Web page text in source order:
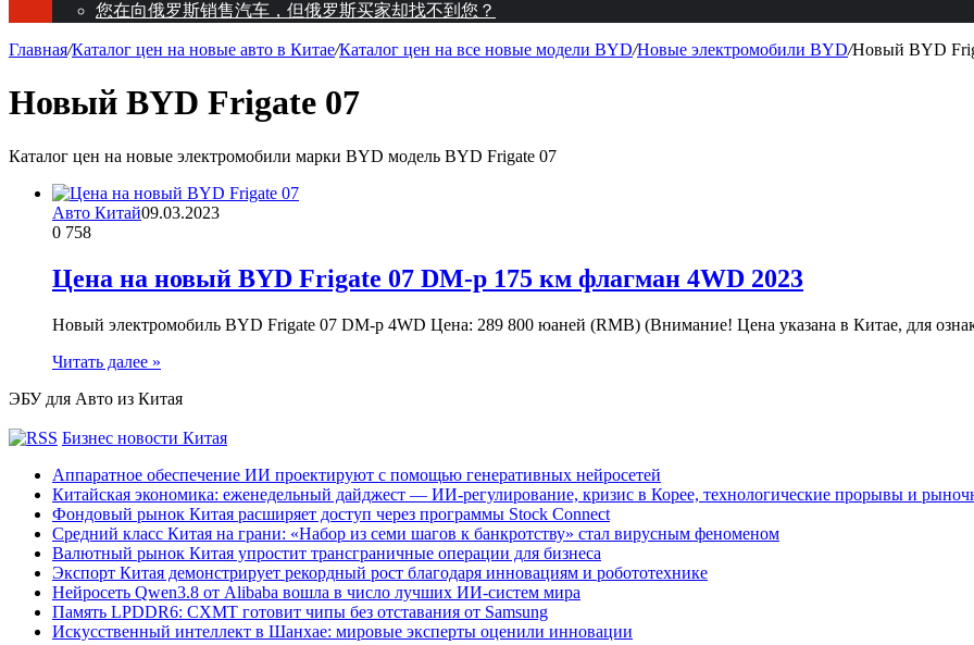
您在向俄罗斯销售汽车，但俄罗斯买家却找不到您？
Главная/Каталог цен на новые авто в Китае/Каталог цен на все новые модели BYD/Новые электромобили BYD/Новый BYD
Новый BYD Frigate 07
Каталог цен на новые электромобили марки BYD модель BYD Frigate 07
Авто Китай09.03.2023
0 758
Цена на новый BYD Frigate 07 DM-p 175 км флагман 4WD 2023
Новый электромобиль BYD Frigate 07 DM-p 4WD Цена: 289 800 юаней (RMB) (Внимание! Цена указана в Китае, для
Читать далее »
ЭБУ для Авто из Китая
Бизнес новости Китая
Аппаратное обеспечение ИИ проектируют с помощью генеративных нейросетей
Китайская экономика: еженедельный дайджест — ИИ-регулирование, кризис в Корее, технологические прорывы и
Фондовый рынок Китая расширяет доступ через программы Stock Connect
Средний класс Китая на грани: «Набор из семи шагов к банкротству» стал вирусным феноменом
Валютный рынок Китая упростит трансграничные операции для бизнеса
Экспорт Китая демонстрирует рекордный рост благодаря инновациям и робототехнике
Нейросеть Qwen3.8 от Alibaba вошла в число лучших ИИ-систем мира
Память LPDDR6: CXMT готовит чипы без отставания от Samsung
Искусственный интеллект в Шанхае: мировые эксперты оценили инновации